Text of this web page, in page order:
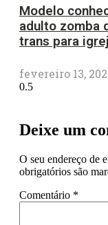
Modelo
adulto zomba
trans para
fevereiro 13,
Deixe um
O seu endereço de
obrigatórios são
Comentário *